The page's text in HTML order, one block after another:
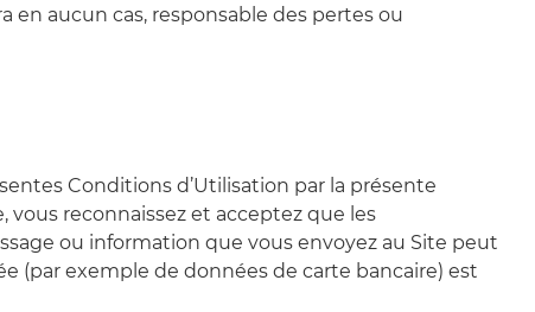
aucun cas, responsable des pertes ou
Conditions d’Utilisation par la présente
vous reconnaissez et acceptez que les
ou information que vous envoyez au Site peut
(par exemple de données de carte bancaire) est